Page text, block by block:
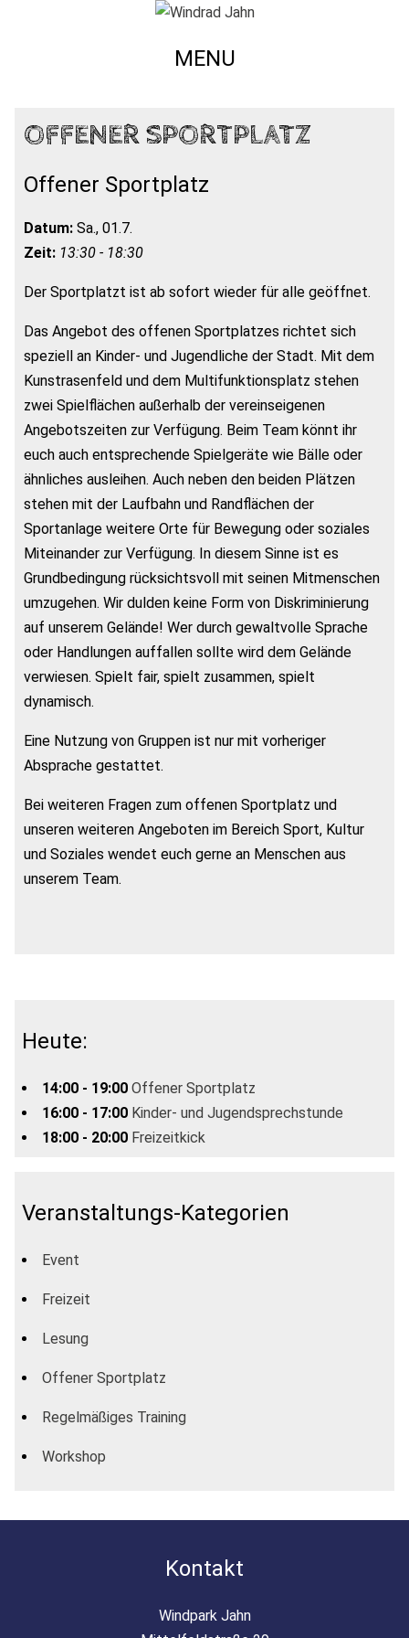
MENU
OFFENER SPORTPLATZ
Offener Sportplatz
Datum: Sa., 01.7.
Zeit: 13:30 - 18:30
Der Sportplatzt ist ab sofort wieder für alle geöffnet.
Das Angebot des offenen Sportplatzes richtet sich
speziell an Kinder- und Jugendliche der Stadt. Mit dem
Kunstrasenfeld und dem Multifunktionsplatz stehen
zwei Spielflächen außerhalb der vereinseigenen
Angebotszeiten zur Verfügung. Beim Team könnt ihr
euch auch entsprechende Spielgeräte wie Bälle oder
ähnliches ausleihen. Auch neben den beiden Plätzen
stehen mit der Laufbahn und Randflächen der
Sportanlage weitere Orte für Bewegung oder soziales
Miteinander zur Verfügung. In diesem Sinne ist es
Grundbedingung rücksichtsvoll mit seinen Mitmenschen
umzugehen. Wir dulden keine Form von Diskriminierung
auf unserem Gelände! Wer durch gewaltvolle Sprache
oder Handlungen auffallen sollte wird dem Gelände
verwiesen. Spielt fair, spielt zusammen, spielt
dynamisch.
Eine Nutzung von Gruppen ist nur mit vorheriger
Absprache gestattet.
Bei weiteren Fragen zum offenen Sportplatz und
unseren weiteren Angeboten im Bereich Sport, Kultur
und Soziales wendet euch gerne an Menschen aus
unserem Team.
Heute:
14:00 - 19:00 Offener Sportplatz
16:00 - 17:00 Kinder- und Jugendsprechstunde
18:00 - 20:00 Freizeitkick
Veranstaltungs-Kategorien
Event
Freizeit
Lesung
Offener Sportplatz
Regelmäßiges Training
Workshop
Kontakt
Windpark Jahn